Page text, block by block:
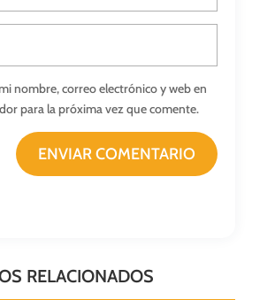
nombre, correo electrónico y web en
para la próxima vez que comente.
ENVIAR COMENTARIO
RELACIONADOS